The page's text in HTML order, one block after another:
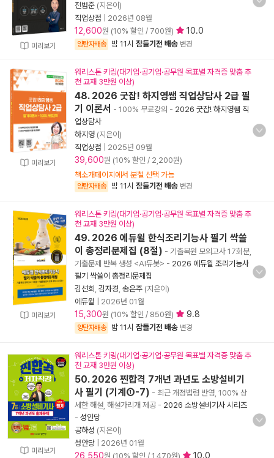
미리보기
전범준 (지은이)
직업상점
2026년 08월
12,600원 (10% 할인 / 700원) 10.0
양탄자배송 밤 11시 잠들기전 배송 변경
미리보기
워리스톤 키링(대기업·공기업·공무원 목표별 자격증 맞춤 추
천 교재 3만원 이상)
48. 2026 굿잡! 하지영쌤 직업상담사 2급 필
기 이론서 - 100% 무료강의 - 2026 굿잡! 하지영쌤 직
업상담사
하지영 (지은이)
직업상점
2025년 09월
39,600원 (10% 할인 / 2,200원)
책소개페이지에서 분철 선택 가능
양탄자배송 밤 11시 잠들기전 배송 변경
미리보기
워리스톤 키링(대기업·공기업·공무원 목표별 자격증 맞춤 추
천 교재 3만원 이상)
49. 2026 에듀윌 한식조리기능사 필기 싹쓸
이 총정리문제집 (8절) - 기출복원 모의고사 17회분,
기출문제 반복 생성 <AI듀봇> - 2026 에듀윌 조리기능사
필기 싹쓸이 총정리문제집
김선희 김자경 송은주 (지은이)
에듀윌
2026년 01월
15,300원 (10% 할인 / 850원) 9.8
양탄자배송 밤 11시 잠들기전 배송 변경
미리보기
워리스톤 키링(대기업·공기업·공무원 목표별 자격증 맞춤 추
천 교재 3만원 이상)
50. 2026 찐합격 7개년 과년도 소방설비기
사 필기 (기계①-7) - 최근 개정법령 반영, 100% 상
세한 해설, 해설가리개 제공 - 2026 소방설비기사 시리즈
- 성안당
공하성 (지은이)
성안당
2026년 01월
26,550원 (10% 할인 / 1,470원) 10.0